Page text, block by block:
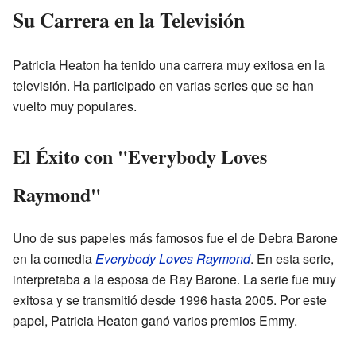
Su Carrera en la Televisión
Patricia Heaton ha tenido una carrera muy exitosa en la
televisión. Ha participado en varias series que se han
vuelto muy populares.
El Éxito con "Everybody Loves
Raymond"
Uno de sus papeles más famosos fue el de Debra Barone
en la comediaEverybody Loves Raymond. En esta serie,
interpretaba a la esposa de Ray Barone. La serie fue muy
exitosa y se transmitió desde 1996 hasta 2005. Por este
papel, Patricia Heaton ganó varios premios Emmy.